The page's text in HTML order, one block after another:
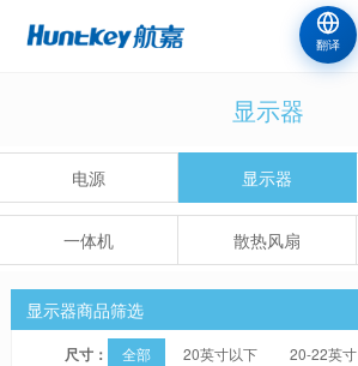
翻译
显示器
电源 显示器
一体机 散热风扇
显示器商品筛选
尺寸： 全部 20英寸以下 20-22英寸